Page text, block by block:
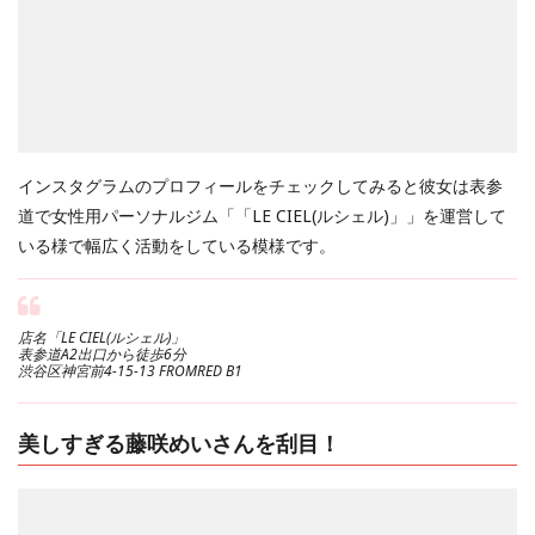
インスタグラムのプロフィールをチェックしてみると彼女は表参
道で女性用パーソナルジム「「LE CIEL(ルシェル)」」を運営して
いる様で幅広く活動をしている模様です。
店名「LE CIEL(ルシェル)」
表参道A2出口から徒歩6分
渋谷区神宮前4-15-13 FROMRED B1
美しすぎる藤咲めいさんを刮目！